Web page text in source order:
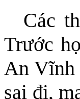
Các
Trước
An Vĩnh
sai đi,